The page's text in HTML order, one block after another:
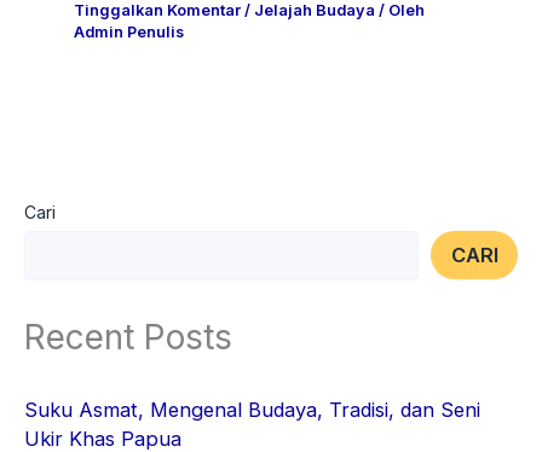
Tinggalkan Komentar / Jelajah Budaya / Oleh
Admin Penulis
Cari
CARI
Recent Posts
Suku Asmat, Mengenal Budaya, Tradisi, dan Seni
Ukir Khas Papua